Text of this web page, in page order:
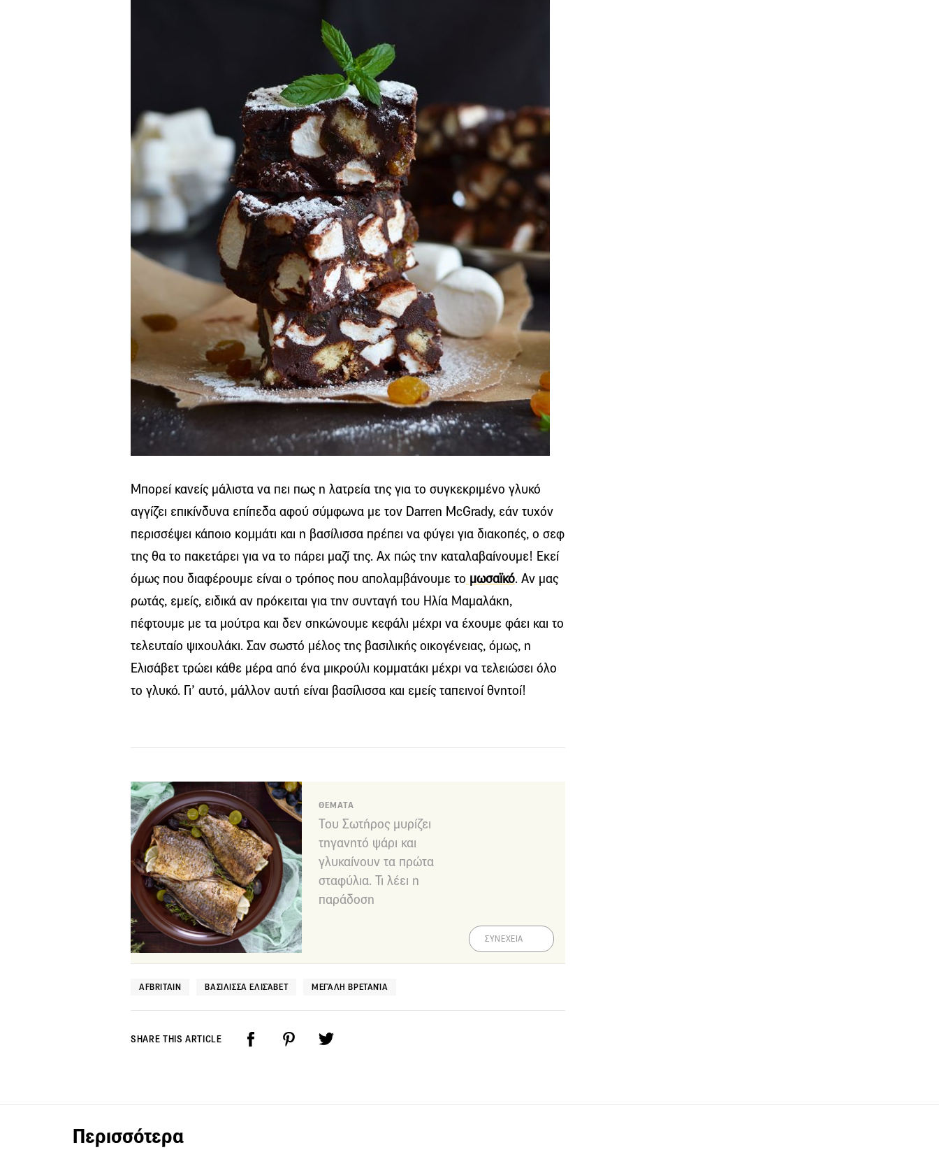
Μπορεί κανείς μάλιστα να πει πως η λατρεία της για το συγκεκριμένο γλυκό
αγγίζει επικίνδυνα επίπεδα αφού σύμφωνα με τον Darren McGrady, εάν τυχόν
περισσέψει κάποιο κομμάτι και η βασίλισσα πρέπει να φύγει για διακοπές, ο σεφ
της θα το πακετάρει για να το πάρει μαζί της. Αχ πώς την καταλαβαίνουμε! Εκεί
όμως που διαφέρουμε είναι ο τρόπος που απολαμβάνουμε το μωσαϊκό. Αν μας
ρωτάς, εμείς, ειδικά αν πρόκειται για την συνταγή του Ηλία Μαμαλάκη,
πέφτουμε με τα μούτρα και δεν σηκώνουμε κεφάλι μέχρι να έχουμε φάει και το
τελευταίο ψιχουλάκι. Σαν σωστό μέλος της βασιλικής οικογένειας, όμως, η
Ελισάβετ τρώει κάθε μέρα από ένα μικρούλι κομματάκι μέχρι να τελειώσει όλο
το γλυκό. Γι’ αυτό, μάλλον αυτή είναι βασίλισσα και εμείς ταπεινοί θνητοί!
ΘΕΜΑΤΑ
Του Σωτήρος μυρίζει
τηγανητό ψάρι και
γλυκαίνουν τα πρώτα
σταφύλια. Τι λέει η
παράδοση
ΣΥΝΕΧΕΙΑ
AFBRITAIN ΒΑΣΊΛΙΣΣΑ ΕΛΙΣΆΒΕΤ ΜΕΓΆΛΗ ΒΡΕΤΑΝΊΑ
SHARE THIS ARTICLE
Περισσότερα